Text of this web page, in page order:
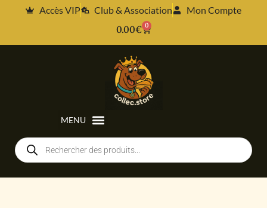
Accès VIP Club & Association
Mon Compte
0.00€ 0